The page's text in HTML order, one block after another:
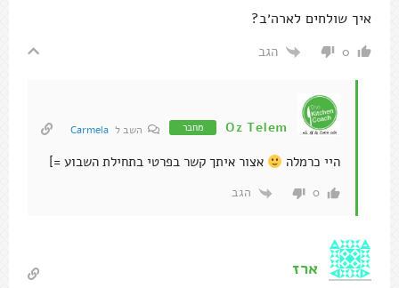
איך שולחים לארה׳ב?
0 הגב
Oz Telem מחבר השב ל Carmela
היי כרמלה אצור איתך קשר בפרטי בתחילת השבוע =]
0 הגב
ארז